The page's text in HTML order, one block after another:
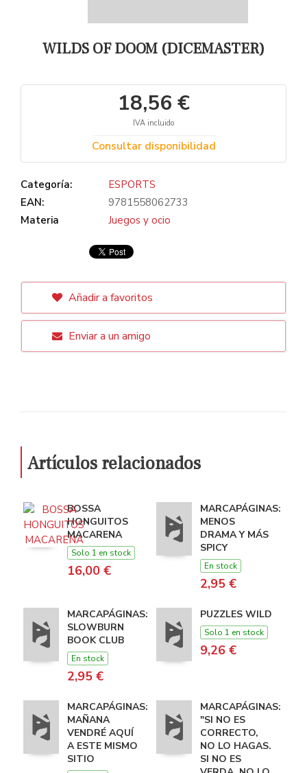
WILDS OF DOOM (DICEMASTER)
18,56 €
IVA incluido
Consultar disponibilidad
Categoría:
ESPORTS
EAN:
9781558062733
Materia
Juegos y ocio
Añadir a favoritos
Enviar a un amigo
Artículos relacionados
BOSSA
HONGUITOS
MACARENA
Solo 1 en stock
16,00 €
MARCAPÁGINAS:
MENOS
DRAMA Y MÁS
SPICY
En stock
2,95 €
MARCAPÁGINAS:
SLOWBURN
BOOK CLUB
En stock
2,95 €
PUZZLES WILD
Solo 1 en stock
9,26 €
MARCAPÁGINAS:
MAÑANA
VENDRÉ AQUÍ
A ESTE MISMO
SITIO
MARCAPÁGINAS:
"SI NO ES
CORRECTO,
NO LO HAGAS.
SI NO ES